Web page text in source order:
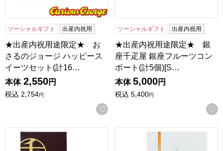
ソーシャルギフト 出産内祝用
★出産内祝用途限定★ お
さるのジョージ ハッピース
イーツセット(計16…
本体 2,550円
税込 2,754円
お気に入りに登録する
ソーシャルギフト 出産内祝用
★出産内祝用途限定★ 銀
座千疋屋 銀座フルーツコン
ポート(計5個)[S…
本体 5,000円
税込 5,400円
★出産内祝用途限定★ 銀座千疋屋 銀座フルーツクーヘン(
★出産内祝用途限定★ 銀座